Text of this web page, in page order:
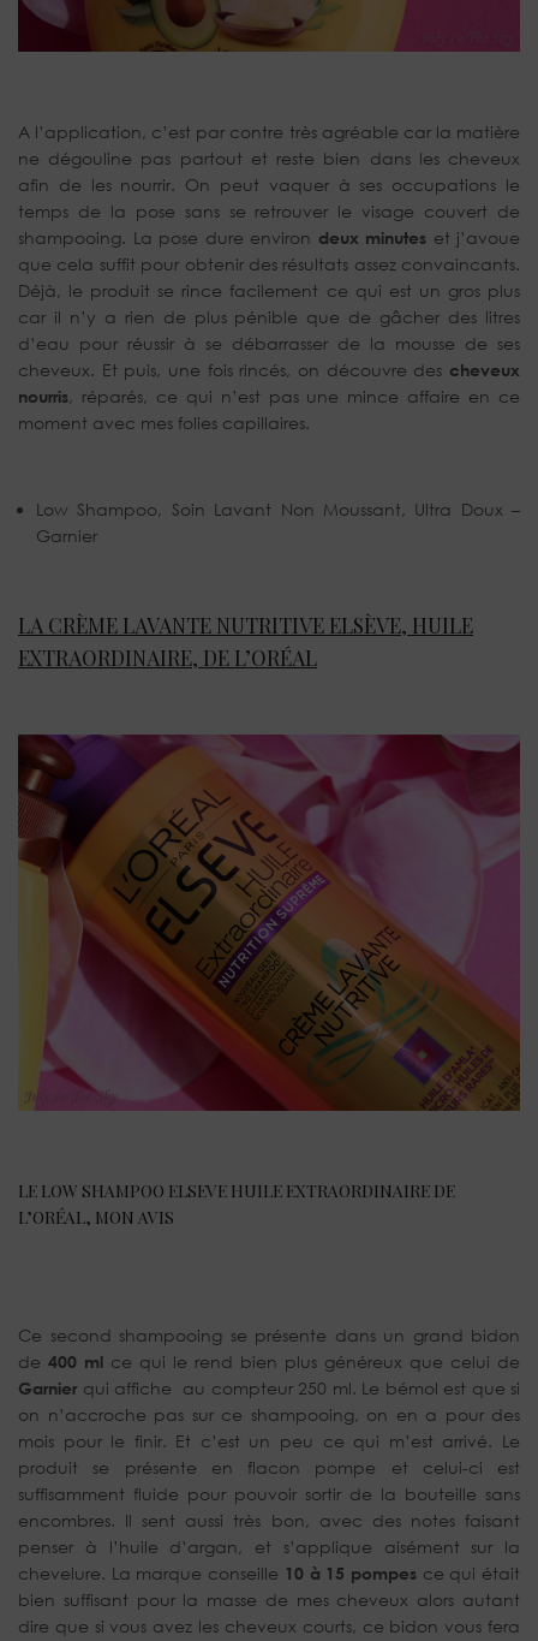
A l’application, c’est par contre très agréable car la matière
ne dégouline pas partout et reste bien dans les cheveux
afin de les nourrir. On peut vaquer à ses occupations le
temps de la pose sans se retrouver le visage couvert de
shampooing. La pose dure environ deux minutes et j’avoue
que cela suffit pour obtenir des résultats assez convaincants.
Déjà, le produit se rince facilement ce qui est un gros plus
car il n’y a rien de plus pénible que de gâcher des litres
d’eau pour réussir à se débarrasser de la mousse de ses
cheveux. Et puis, une fois rincés, on découvre des cheveux
nourris, réparés, ce qui n’est pas une mince affaire en ce
moment avec mes folies capillaires.
Low Shampoo, Soin Lavant Non Moussant, Ultra Doux –
Garnier
LA CRÈME LAVANTE NUTRITIVE ELSÈVE, HUILE
EXTRAORDINAIRE, DE L’ORÉAL
LE LOW SHAMPOO ELSEVE HUILE EXTRAORDINAIRE DE
L’ORÉAL, MON AVIS
Ce second shampooing se présente dans un grand bidon
de 400 ml ce qui le rend bien plus généreux que celui de
Garnier qui affiche au compteur 250 ml. Le bémol est que si
on n’accroche pas sur ce shampooing, on en a pour des
mois pour le finir. Et c’est un peu ce qui m’est arrivé. Le
produit se présente en flacon pompe et celui-ci est
suffisamment fluide pour pouvoir sortir de la bouteille sans
encombres. Il sent aussi très bon, avec des notes faisant
penser à l’huile d’argan, et s’applique aisément sur la
chevelure. La marque conseille 10 à 15 pompesce qui était
bien suffisant pour la masse de mes cheveux alors autant
dire que si vous avez les cheveux courts, ce bidon vous fera